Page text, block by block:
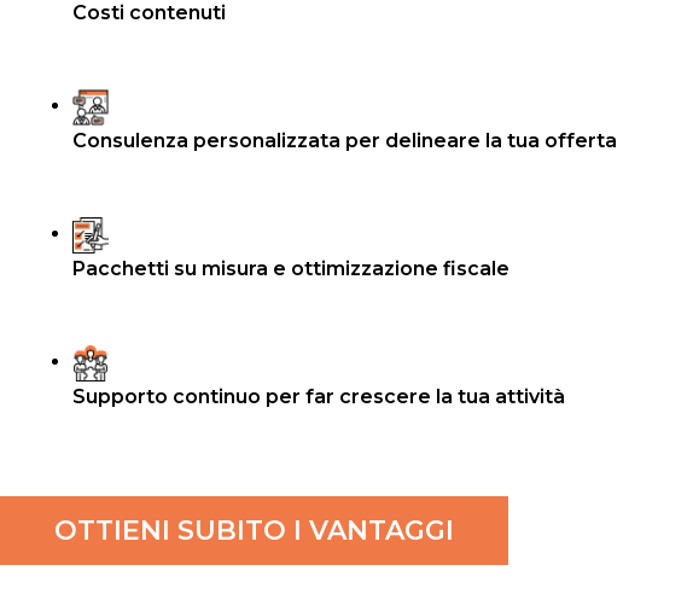
Costi contenuti
Consulenza personalizzata per delineare la tua offerta
Pacchetti su misura e ottimizzazione fiscale
Supporto continuo per far crescere la tua attività
OTTIENI SUBITO I VANTAGGI